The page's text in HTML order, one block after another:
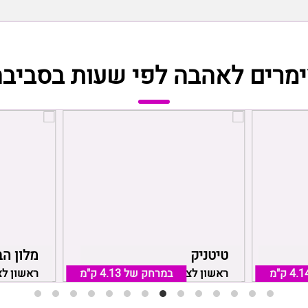
לאהבה לפי שעות
מלון
ראשון
טיטניק
ראשון לציון, אזור ראשון לציון
במרחק של4.13 ק"מ לציון
ק"מ